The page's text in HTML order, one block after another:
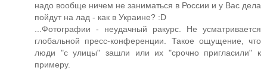
надо вообще ничем не заниматься в России и у Вас дела
пойдут на лад - как в Украине? :D
...Фотографии - неудачный ракурс. Не усматривается
глобальной пресс-конференции. Такое ощущение, что
люди "с улицы" зашли или их "срочно пригласили" к
примеру.